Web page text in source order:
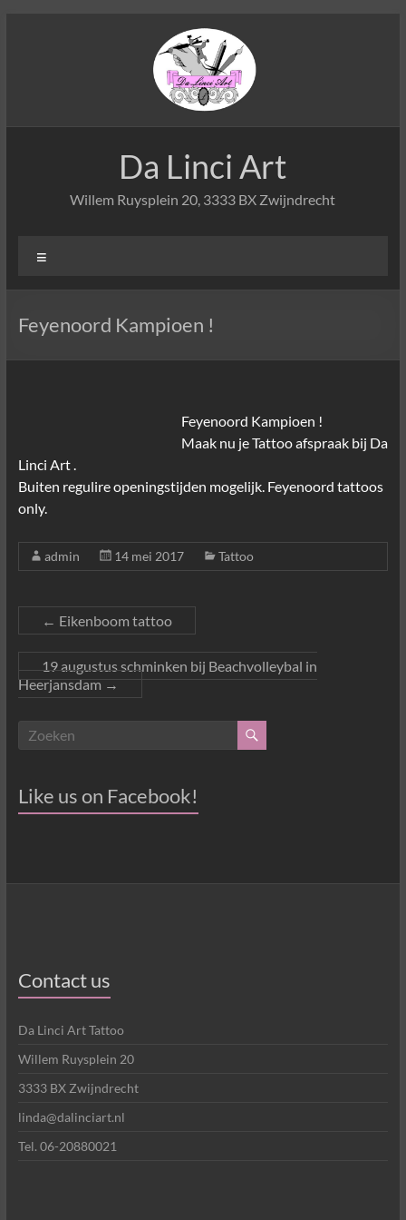
Da Linci Art
Willem Ruysplein 20, 3333 BX Zwijndrecht
Feyenoord Kampioen !
Feyenoord Kampioen !
Maak nu je Tattoo afspraak bij Da
Linci Art .
Buiten regulire openingstijden mogelijk. Feyenoord tattoos
only.
admin 14 mei 2017 Tattoo
← Eikenboom tattoo
19 augustus schminken bij Beachvolleybal in
Heerjansdam→
Like us on Facebook!
Contact us
Da Linci Art Tattoo
Willem Ruysplein 20
3333 BX Zwijndrecht
linda@dalinciart.nl
Tel. 06-20880021